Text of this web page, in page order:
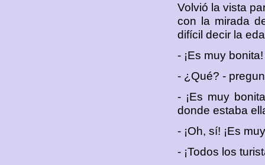
Volvió la vista
con la mirada
difícil decir la
- ¡Es muy
- ¿Qué? -
- ¡Es muy
donde estaba
- ¡Oh, sí! ¡Es
- ¡Todos los